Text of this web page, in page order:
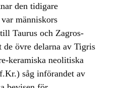
den tidigare
människors
Taurus och Zagros-
de övre delarna av Tigris
keramiska neolitiska
såg införandet av